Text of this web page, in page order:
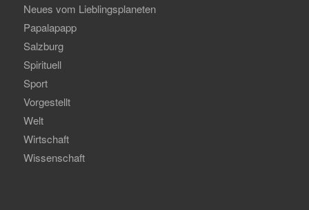
Neues vom Lieblingsplaneten
Papalapapp
Salzburg
Spirituell
Sport
Vorgestellt
Welt
Wirtschaft
Wissenschaft